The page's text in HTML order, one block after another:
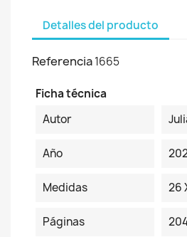
Detalles del producto
Referencia1665
Ficha técnica
Autor
Año
Medidas 26
Páginas